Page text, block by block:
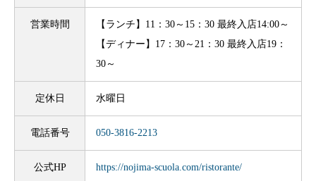
営業時間
【ランチ】11：30～15：30 最終入店14:00～
【ディナー】17：30～21：30 最終入店19：
30～
定休日 水曜日
電話番号 050-3816-2213
公式HP https://nojima-scuola.com/ristorante/